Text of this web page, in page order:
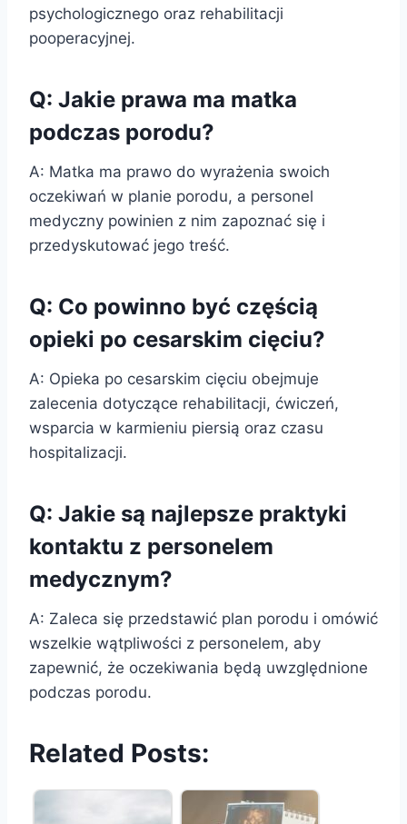
psychologicznego oraz rehabilitacji
pooperacyjnej.
Q: Jakie prawa ma matka
podczas porodu?
A: Matka ma prawo do wyrażenia swoich
oczekiwań w planie porodu, a personel
medyczny powinien z nim zapoznać się i
przedyskutować jego treść.
Q: Co powinno być częścią
opieki po cesarskim cięciu?
A: Opieka po cesarskim cięciu obejmuje
zalecenia dotyczące rehabilitacji, ćwiczeń,
wsparcia w karmieniu piersią oraz czasu
hospitalizacji.
Q: Jakie są najlepsze praktyki
kontaktu z personelem
medycznym?
A: Zaleca się przedstawić plan porodu i omówić
wszelkie wątpliwości z personelem, aby
zapewnić, że oczekiwania będą uwzględnione
podczas porodu.
Related Posts: